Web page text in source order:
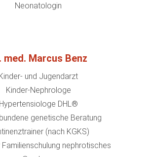
Neonatologin
med. Marcus Benz
und Jugendarzt
Kinder-Nephrologe
Hypertensiologe DHL®
genetische Beratung
(nach KGKS)
Familienschulung nephrotisches